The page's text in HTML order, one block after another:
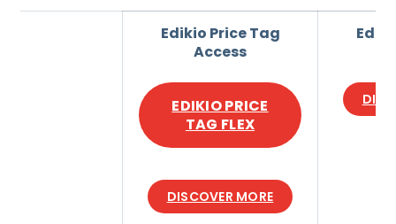
Edikio Price Tag
Access
EDIKIO PRICE
TAG FLEX
DISCOVER MORE